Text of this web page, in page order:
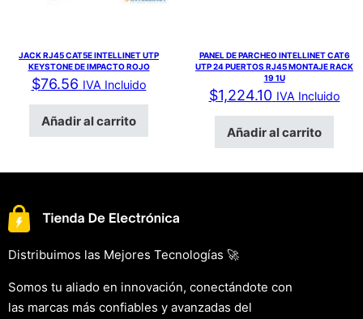
JACK RJ45 CAT5E INTELLINET UTP
KEYSTONE DE IMPACTO ROJO
$76.56 IVA Incluido
Añadir al carrito
PANEL DE PARCHEO INTELLINET CAT6
UTP 24 PUERTOS RJ45 MONTAJE RACK
19 1U
$1,224.10 IVA Incluido
Añadir al carrito
Distribuimos las Mejores Tecnologías 🚀
Somos tu aliado en innovación, conectándote con
las marcas más confiables y avanzadas del